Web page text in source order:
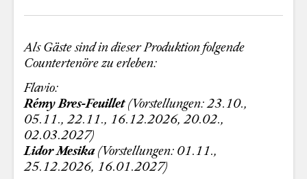
Als Gäste sind in dieser Produktion folgende
Countertenöre zu erleben:
Flavio:
Rémy Bres-Feuillet(Vorstellungen: 23.10.,
05.11., 22.11., 16.12.2026, 20.02.,
02.03.2027)
Lidor Mesika(Vorstellungen: 01.11.,
25.12.2026, 16.01.2027)